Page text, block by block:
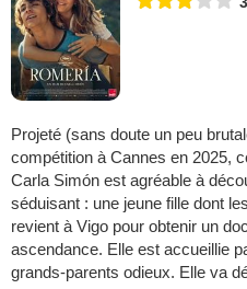
Projeté (sans doute un peu
compétition à Cannes en 2025,
Carla Simón est agréable à
séduisant : une jeune fille dont
revient à Vigo pour obtenir un
ascendance. Elle est accueillie
grands-parents odieux. Elle va